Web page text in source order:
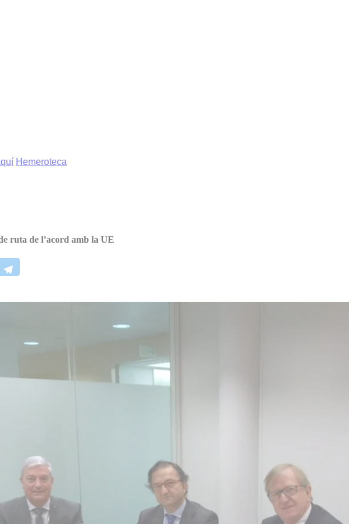
Hemeroteca
ruta de l’acord amb la UE